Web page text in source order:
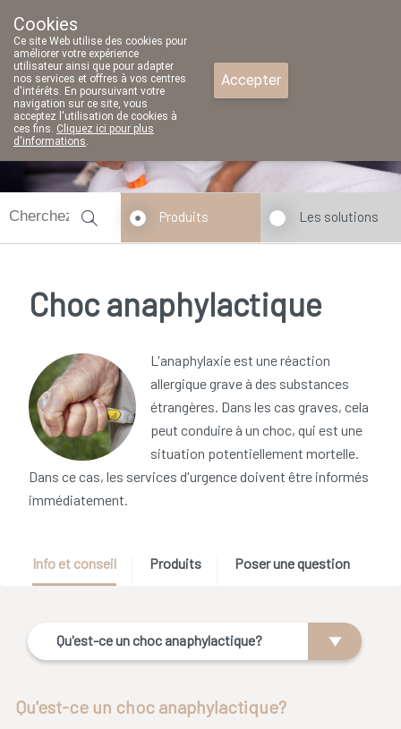
02/771 79 79
Aujourd'hui A présentfermé
Produits Les solutions
Choc anaphylactique
L'anaphylaxie est une réaction
allergique grave à des substances
étrangères. Dans les cas graves, cela
peut conduire à un choc, qui est une
situation potentiellement mortelle.
Dans ce cas, les services d'urgence doivent être informés
immédiatement.
Info et conseil Produits Poser une question
Qu'est-ce un choc anaphylactique?
Qu'est-ce un choc anaphylactique?
Cookies
Ce site Web utilise des cookies pour
améliorer votre expérience
utilisateur ainsi que pour adapter
nos services et offres à vos centres
d'intérêts. En poursuivant votre
navigation sur ce site, vous
acceptez l'utilisation de cookies à
ces fins. Cliquez ici pour plus
d'informations.
Accepter